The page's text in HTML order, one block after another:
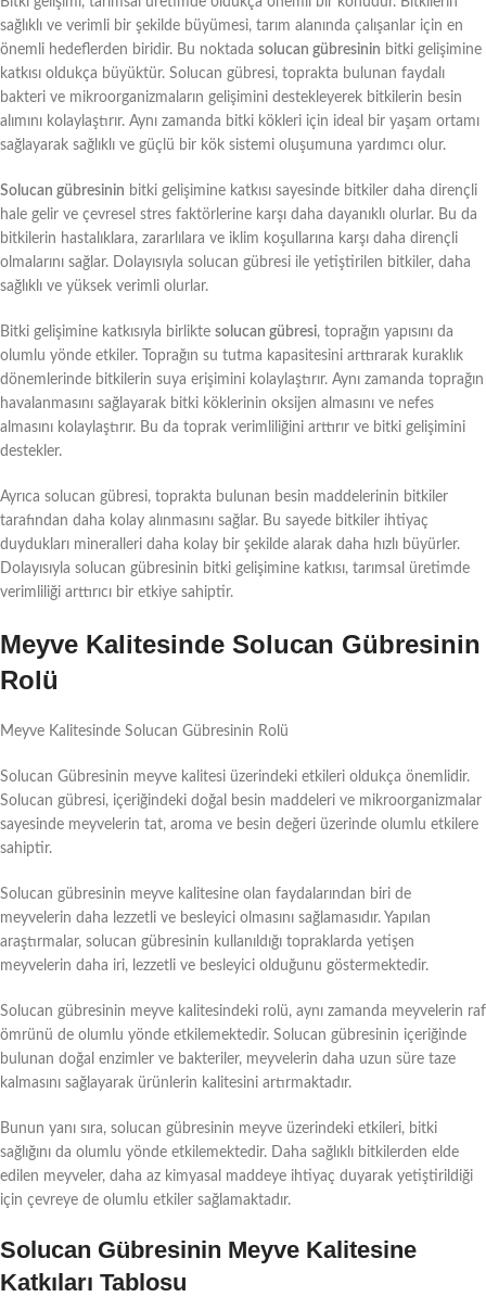
sağlıklı ve verimli bir şekilde büyümesi, tarım alanında çalışanlar için en
önemli hedeflerden biridir. Bu noktada solucan gübresinin bitki gelişimine
katkısı oldukça büyüktür. Solucan gübresi, toprakta bulunan faydalı
bakteri ve mikroorganizmaların gelişimini destekleyerek bitkilerin besin
alımını kolaylaştırır. Aynı zamanda bitki kökleri için ideal bir yaşam ortamı
sağlayarak sağlıklı ve güçlü bir kök sistemi oluşumuna yardımcı olur.
Solucan gübresinin bitki gelişimine katkısı sayesinde bitkiler daha dirençli
hale gelir ve çevresel stres faktörlerine karşı daha dayanıklı olurlar. Bu da
bitkilerin hastalıklara, zararlılara ve iklim koşullarına karşı daha dirençli
olmalarını sağlar. Dolayısıyla solucan gübresi ile yetiştirilen bitkiler, daha
sağlıklı ve yüksek verimli olurlar.
Bitki gelişimine katkısıyla birlikte solucan gübresi, toprağın yapısını da
olumlu yönde etkiler. Toprağın su tutma kapasitesini arttırarak kuraklık
dönemlerinde bitkilerin suya erişimini kolaylaştırır. Aynı zamanda toprağın
havalanmasını sağlayarak bitki köklerinin oksijen almasını ve nefes
almasını kolaylaştırır. Bu da toprak verimliliğini arttırır ve bitki gelişimini
destekler.
Ayrıca solucan gübresi, toprakta bulunan besin maddelerinin bitkiler
tarafından daha kolay alınmasını sağlar. Bu sayede bitkiler ihtiyaç
duydukları mineralleri daha kolay bir şekilde alarak daha hızlı büyürler.
Dolayısıyla solucan gübresinin bitki gelişimine katkısı, tarımsal üretimde
verimliliği arttırıcı bir etkiye sahiptir.
Meyve Kalitesinde Solucan Gübresinin
Rolü
Meyve Kalitesinde Solucan Gübresinin Rolü
Solucan Gübresinin meyve kalitesi üzerindeki etkileri oldukça önemlidir.
Solucan gübresi, içeriğindeki doğal besin maddeleri ve mikroorganizmalar
sayesinde meyvelerin tat, aroma ve besin değeri üzerinde olumlu etkilere
sahiptir.
Solucan gübresinin meyve kalitesine olan faydalarından biri de
meyvelerin daha lezzetli ve besleyici olmasını sağlamasıdır. Yapılan
araştırmalar, solucan gübresinin kullanıldığı topraklarda yetişen
meyvelerin daha iri, lezzetli ve besleyici olduğunu göstermektedir.
Solucan gübresinin meyve kalitesindeki rolü, aynı zamanda meyvelerin raf
ömrünü de olumlu yönde etkilemektedir. Solucan gübresinin içeriğinde
bulunan doğal enzimler ve bakteriler, meyvelerin daha uzun süre taze
kalmasını sağlayarak ürünlerin kalitesini artırmaktadır.
Bunun yanı sıra, solucan gübresinin meyve üzerindeki etkileri, bitki
sağlığını da olumlu yönde etkilemektedir. Daha sağlıklı bitkilerden elde
edilen meyveler, daha az kimyasal maddeye ihtiyaç duyarak yetiştirildiği
için çevreye de olumlu etkiler sağlamaktadır.
Solucan Gübresinin Meyve Kalitesine
Katkıları Tablosu